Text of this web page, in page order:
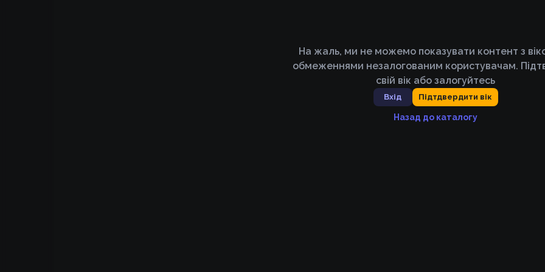
На жаль, ми не можемо показувати контент з
обмеженнями незалогованим користувачам.
свій вік або залогуйтесь
Вхід Підтдвердити вік
Назад до каталогу